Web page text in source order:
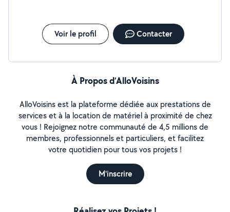
Voir le profil Contacter
À Propos d’AlloVoisins
AlloVoisins est la plateforme dédiée aux prestations de
services et à la location de matériel à proximité de chez
vous ! Rejoignez notre communauté de 4,5 millions de
membres, professionnels et particuliers, et facilitez
votre quotidien pour tous vos projets !
M'inscrire